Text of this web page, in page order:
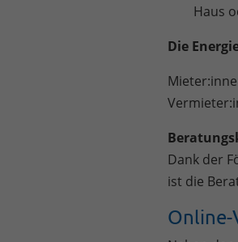
Haus
Die
Dank der
ist die